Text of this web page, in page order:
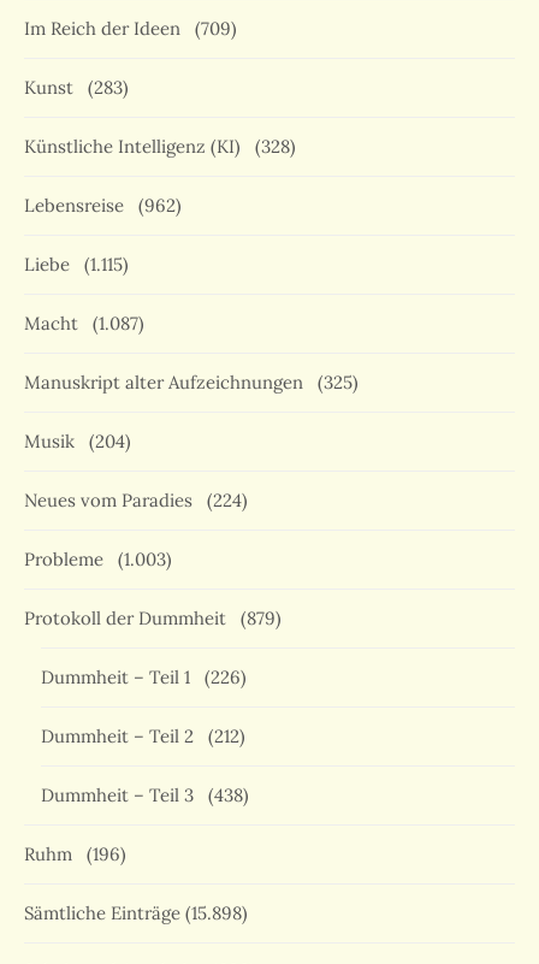
Im Reich der Ideen (709)
Kunst (283)
Künstliche Intelligenz (KI) (328)
Lebensreise (962)
Liebe (1.115)
Macht (1.087)
Manuskript alter Aufzeichnungen (325)
Musik (204)
Neues vom Paradies (224)
Probleme (1.003)
Protokoll der Dummheit (879)
Dummheit – Teil 1 (226)
Dummheit – Teil 2 (212)
Dummheit – Teil 3 (438)
Ruhm (196)
Sämtliche Einträge (15.898)